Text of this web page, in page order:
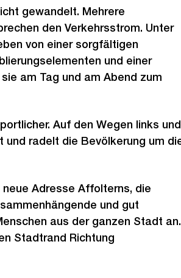
gewandelt. Mehrere
den Verkehrsstrom. Unter
von einer sorgfältigen
und einer
am Tag und am Abend zum
Auf den Wegen links und
radelt die Bevölkerung um
Adresse Affolterns, die
und gut
aus der ganzen Stadt an.
Stadtrand Richtung